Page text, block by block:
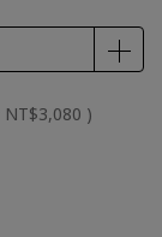
NT$3,080 )